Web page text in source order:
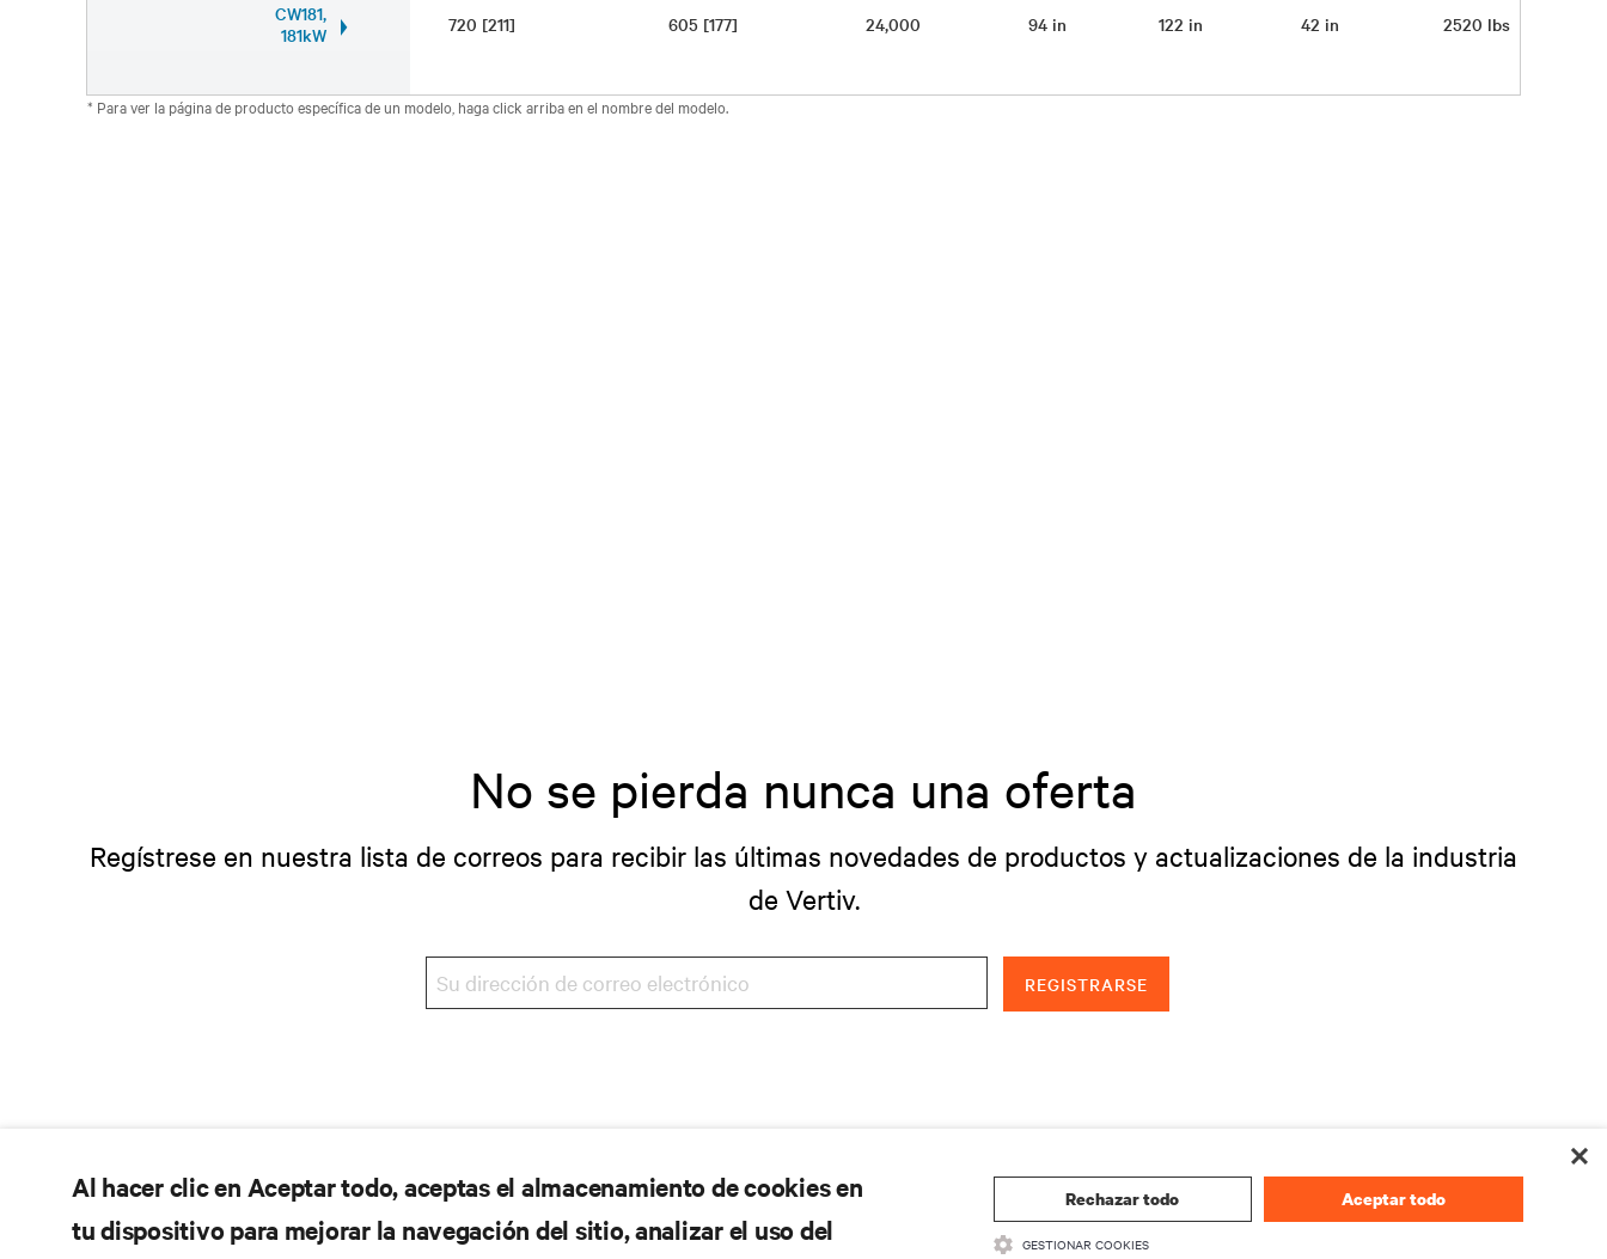
CW181,
181kW
720 [211] 605 [177] 24,000 94 in 122 in 42 in 2520 lbs
* Para ver la página de producto específica de un modelo, haga click arriba en el nombre del modelo.
No se pierda nunca una oferta
Regístrese en nuestra lista de correos para recibir las últimas novedades de productos y actualizaciones de la industria
de Vertiv.
REGISTRARSE
Al hacer clic en Aceptar todo, aceptas el almacenamiento de cookies en
tu dispositivo para mejorar la navegación del sitio, analizar el uso del
Rechazar todo Aceptar todo
GESTIONAR COOKIES